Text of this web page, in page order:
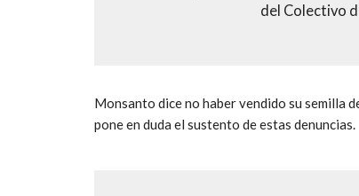
del Colectivo
Monsanto dice no haber vendido su semilla
pone en duda el sustento de estas denuncias.